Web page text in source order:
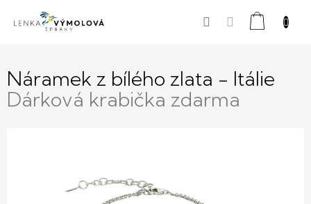
Nákupní
Náramek z bílého zlata - Itálie
Dárková krabička zdarma